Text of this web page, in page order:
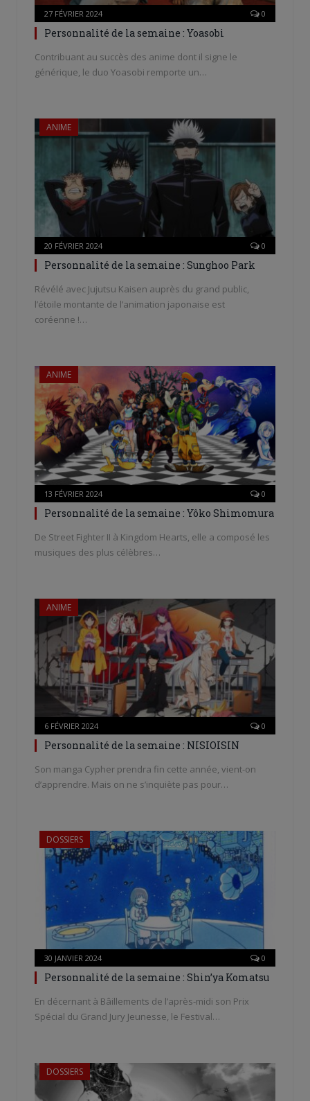
27 FÉVRIER 2024 0
Personnalité de la semaine : Yoasobi
Contribuant au succès des anime dont il signe le
générique, le duo Yoasobi remporte un…
ANIME
20 FÉVRIER 2024 0
Personnalité de la semaine : Sunghoo Park
Révélé avec Jujutsu Kaisen auprès du grand public,
l’étoile montante de l’animation japonaise est
coréenne !…
ANIME
13 FÉVRIER 2024 0
Personnalité de la semaine : Yôko Shimomura
De Street Fighter II à Kingdom Hearts, elle a composé les
musiques des plus célèbres…
ANIME
6 FÉVRIER 2024 0
Personnalité de la semaine : NISIOISIN
Son manga Cypher prendra fin cette année, vient-on
d’apprendre. Mais on ne s’inquiète pas pour…
DOSSIERS
30 JANVIER 2024 0
Personnalité de la semaine : Shin’ya Komatsu
En décernant à Bâillements de l’après-midi son Prix
Spécial du Grand Jury Jeunesse, le Festival…
DOSSIERS